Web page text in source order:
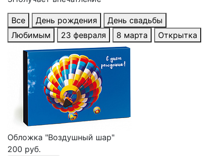
Все День рождения
День свадьбы
Любимым
23 февраля 8 марта Открытка
Обложка "Воздушный шар"
200 руб.